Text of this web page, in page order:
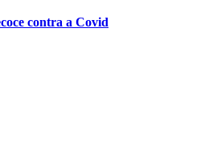
contra a Covid